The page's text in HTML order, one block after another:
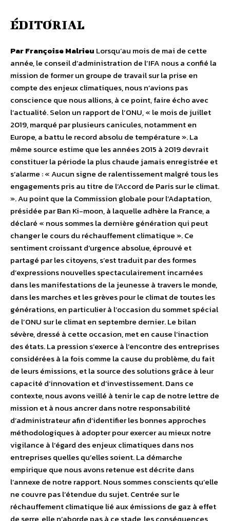
ÉDITORIAL
Par Françoise Malrieu Lorsqu’au mois de mai de cette
année, le conseil d’administration de l’IFA nous a confié la
mission de former un groupe de travail sur la prise en
compte des enjeux climatiques, nous n’avions pas
conscience que nous allions, à ce point, faire écho avec
l’actualité. Selon un rapport de l’ONU, « le mois de juillet
2019, marqué par plusieurs canicules, notamment en
Europe, a battu le record absolu de température ». La
même source estime que les années 2015 à 2019 devrait
constituer la période la plus chaude jamais enregistrée et
s’alarme : « Aucun signe de ralentissement malgré tous les
engagements pris au titre de l’Accord de Paris sur le climat.
». Au point que la Commission globale pour l’Adaptation,
présidée par Ban Ki-moon, à laquelle adhère la France, a
déclaré « nous sommes la dernière génération qui peut
changer le cours du réchauffement climatique ». Ce
sentiment croissant d’urgence absolue, éprouvé et
partagé par les citoyens, s’est traduit par des formes
d’expressions nouvelles spectaculairement incarnées
dans les manifestations de la jeunesse à travers le monde,
dans les marches et les grèves pour le climat de toutes les
générations, en particulier à l’occasion du sommet spécial
de l’ONU sur le climat en septembre dernier. Le bilan
sévère, dressé à cette occasion, met en cause l’inaction
des états. La pression s’exerce à l’encontre des entreprises
considérées à la fois comme la cause du problème, du fait
de leurs émissions, et la source des solutions grâce à leur
capacité d’innovation et d’investissement. Dans ce
contexte, nous avons veillé à tenir le cap de notre lettre de
mission et à nous ancrer dans notre responsabilité
d’administrateur afin d’identifier les bonnes approches
méthodologiques à adopter pour exercer au mieux notre
vigilance à l’égard des enjeux climatiques dans nos
entreprises quelles qu’elles soient. La démarche
empirique que nous avons retenue est décrite dans
l’annexe de notre rapport. Nous sommes conscients qu’elle
ne couvre pas l’étendue du sujet. Centrée sur le
réchauffement climatique lié aux émissions de gaz à effet